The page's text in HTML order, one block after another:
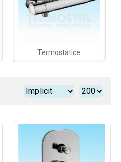
Termostatice